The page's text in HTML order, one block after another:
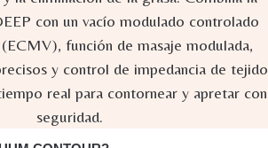
con un vacío modulado controlado
función de masaje modulada,
y control de impedancia de tejido
real para contornear y apretar con
seguridad.